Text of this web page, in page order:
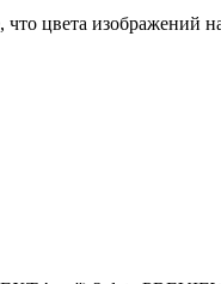
цвета изображений